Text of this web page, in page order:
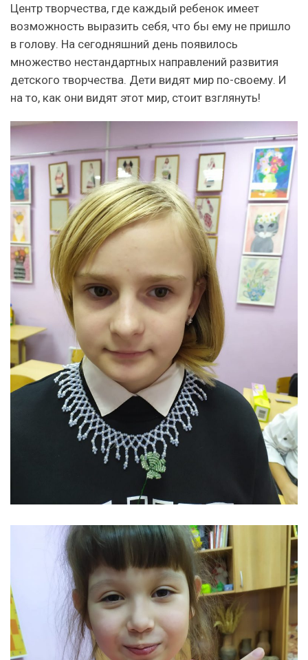
Центр творчества, где каждый ребенок имеет
возможность выразить себя, что бы ему не пришло
в голову. На сегодняшний день появилось
множество нестандартных направлений развития
детского творчества. Дети видят мир по-своему. И
на то, как они видят этот мир, стоит взглянуть!